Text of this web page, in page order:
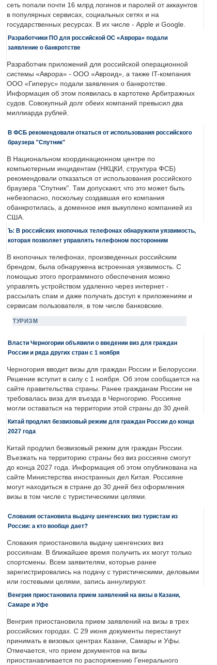
сеть попали почти 16 млрд логинов и паролей от аккаунтов
в популярных сервисах, социальных сетях и на
государственных ресурсах. В их числе - Apple и Google.
Разработчики ПО для российской ОС «Аврора» подали
заявление о банкротстве
Разработчик приложений для российской операционной
системы «Аврора» - ООО «Авроид», а также IT-компания
ООО «Гиперус» подали заявления о банкротстве.
Информация об этом появилась в картотеке Арбитражных
судов. Совокупный долг обеих компаний превысил два
миллиарда рублей.
В ФСБ рекомендовали откаться от использования российского
браузера "Спутник"
В Национальном координационном центре по
компьютерным инцидентам (НКЦКИ, структура ФСБ)
рекомендовали отказаться от использования российского
браузера "Спутник". Там допускают, что это может быть
небезопасно, поскольку создавшая его компания
обанкротилась, а доменное имя выкуплено компанией из
США.
Ъ: В российских кнопочных телефонах обнаружили уязвимость,
которая позволяет управлять телефоном посторонним
В кнопочных телефонах, произведенных российским
брендом, была обнаружена встроенная уязвимость. С
помощью этого программного обеспечения можно
управлять устройством удаленно через интернет -
рассылать спам и даже получать доступ к приложениям и
сервисам пользователя, в том числе банковские.
ТУРИЗМ
Власти Черногории объявили о введении виз для граждан
России и ряда других стран с 1 ноября
Черногория вводит визы для граждан России и Белоруссии.
Решение вступит в силу с 1 ноября. Об этом сообщается на
сайте правительства страны. Ранее гражданам России не
требовалась виза для въезда в Черногорию. Россияне
могли оставаться на территории этой страны до 30 дней.
Китай продлил безвизовый режим для граждан России до конца
2027 года
Китай продлил безвизовый режим для граждан России.
Въезжать на территорию страны без виз россияне смогут
до конца 2027 года. Информация об этом опубликована на
сайте Министерства иностранных дел Китая. Россияне
могут находиться в стране до 30 дней без оформления
визы в том числе с туристическими целями.
Словакия остановила выдачу шенгенских виз туристам из
России: а кто вообще дает?
Словакия приостановила выдачу шенгенских виз
россиянам. В ближайшее время получить их могут только
спортсмены. Всем заявителям, которые ранее
зарегистрировались на подачу с туристическими, деловыми
или гостевыми целями, запись аннулируют.
Венгрия приостановила прием заявлений на визы в Казани,
Самаре и Уфе
Венгрия приостановила прием заявлений на визы в трех
российских городах. С 29 июня документы перестанут
принимать в визовых центрах Казани, Самары и Уфы.
Отмечается, что прием документов на визы
приостанавливается по распоряжению Генерального